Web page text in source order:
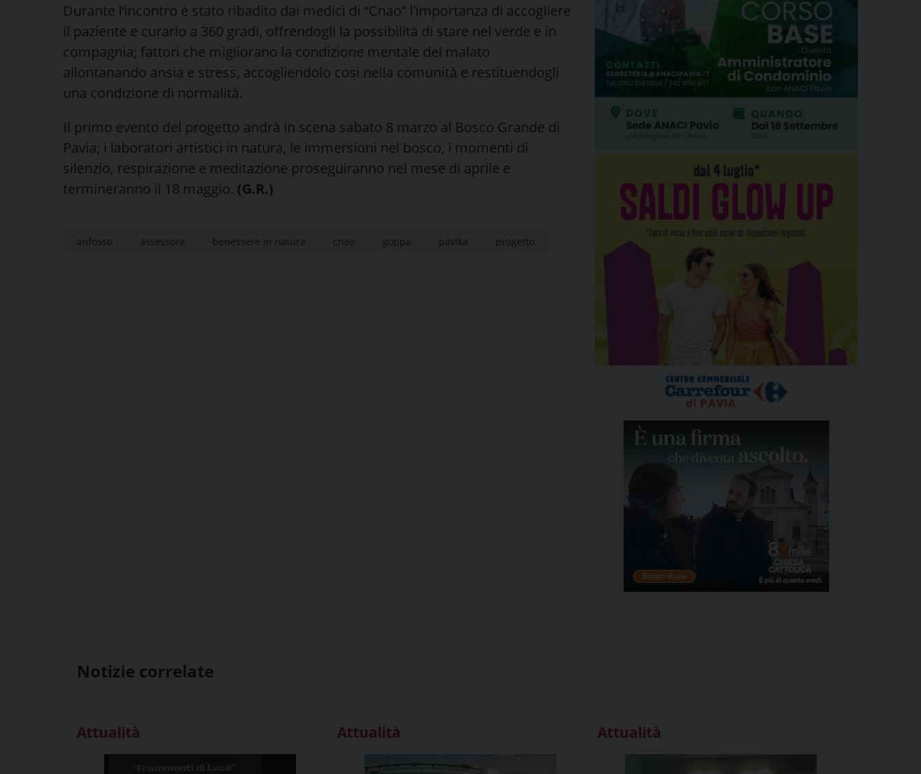
Durante l’incontro è stato ribadito dai medici di “Cnao” l’importanza di accogliere
il paziente e curarlo a 360 gradi, offrendogli la possibilità di stare nel verde e in
compagnia; fattori che migliorano la condizione mentale del malato
allontanando ansia e stress, accogliendolo cosi nella comunità e restituendogli
una condizione di normalità.
Il primo evento del progetto andrà in scena sabato 8 marzo al Bosco Grande di
Pavia; i laboratori artistici in natura, le immersioni nel bosco, i momenti di
silenzio, respirazione e meditazione proseguiranno nel mese di aprile e
termineranno il 18 maggio. (G.R.)
anfosso assessore benessere in natura cnao goppa pavika progetto
Notizie correlate
Attualità Attualità Attualità